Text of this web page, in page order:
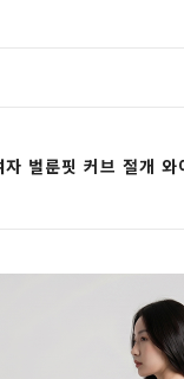
벌룬핏 커브 절개 와